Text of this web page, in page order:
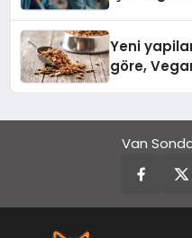
Yeni
göre,
Van